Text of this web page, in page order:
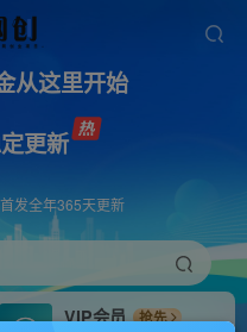
从这里开始
更新
发全年365天更新
VIP会员
抢先